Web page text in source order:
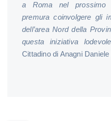
a Roma nel prossimo
premura coinvolgere gli
dell’area Nord della
questa iniziativa
Cittadino di Anagni Daniele